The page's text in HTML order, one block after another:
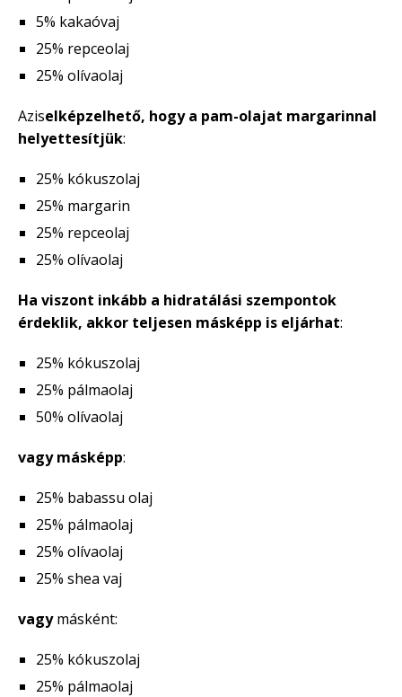
5% kakaóvaj
25% repceolaj
25% olívaolaj
Aziselképzelhető, hogy a pam-olajat margarinnal
helyettesítjük:
25% kókuszolaj
25% margarin
25% repceolaj
25% olívaolaj
Ha viszont inkább a hidratálási szempontok
érdeklik, akkor teljesen másképp is eljárhat:
25% kókuszolaj
25% pálmaolaj
50% olívaolaj
vagy másképp:
25% babassu olaj
25% pálmaolaj
25% olívaolaj
25% shea vaj
vagymásként:
25% kókuszolaj
25% pálmaolaj